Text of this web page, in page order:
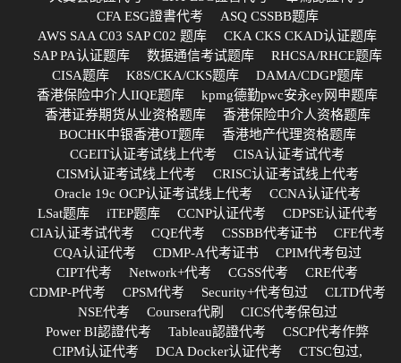
CFA ESG證書代考
ASQ CSSBB题库
AWS SAA C03 SAP C02 题库
CKA CKS CKAD认证题库
SAP PA认证题库
数据通信考试题库
RHCSA/RHCE题库
CISA题库
K8S/CKA/CKS题库
DAMA/CDGP题库
香港保险中介人IIQE题库
kpmg德勤pwc安永ey网申题库
香港证券期货从业资格题库
香港保险中介人资格题库
BOCHK中银香港OT题库
香港地产代理资格题库
CGEIT认证考试线上代考
CISA认证考试代考
CISM认证考试线上代考
CRISC认证考试线上代考
Oracle 19c OCP认证考试线上代考
CCNA认证代考
LSat题库
iTEP题库 CCNP认证代考
CDPSE认证代考
CIA认证考试代考
CQE代考 CSSBB代考证书
CFE代考
CQA认证代考
CDMP-A代考证书
CPIM代考包过
CIPT代考
Network+代考 CGSS代考
CRE代考
CDMP-P代考
CPSM代考 Security+代考包过
CLTD代考
NSE代考
Coursera代刷
CICS代考保包过
Power BI認證代考
Tableau認證代考
CSCP代考作弊
CIPM认证代考
DCA Docker认证代考
CTSC包过,